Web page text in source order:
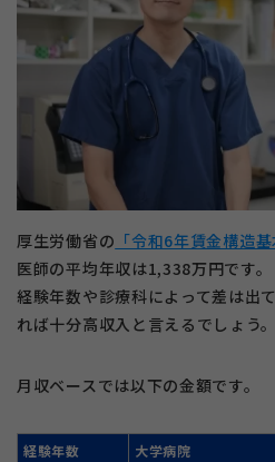
厚生労働省の 「令和6年賃金構造基
医師の平均年収は1,338万円です。
経験年数や診療科によって差は出
れば十分高収入と言えるでしょう。
月収ベースでは以下の金額です。
経験年数 大学病院